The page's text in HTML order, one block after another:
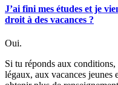
J’ai fini mes études et je
droit à des vacances ?
Oui.
Si tu réponds aux
légaux, aux vacances jeunes